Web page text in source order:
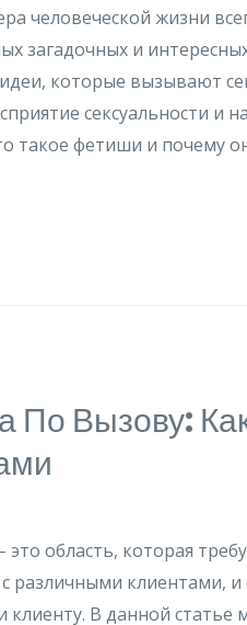
человеческой жизни
загадочных и
которые вызывают
сексуальности и
такое фетиши и почему
По Вызову:
это область, которая
с различными клиентами,
клиенту. В данной